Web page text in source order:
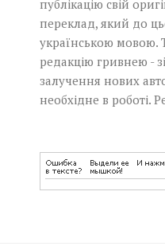
публікацію свій
переклад, який до
українською мовою.
редакцію гривнею -
залучення нових
необхідне в роботі.